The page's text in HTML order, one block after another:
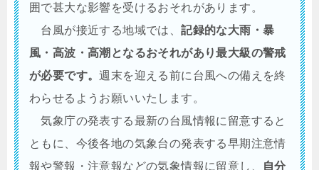
囲で甚大な影響を受けるおそれがあります。
台風が接近する地域では、記録的な大雨・暴
風・高波・高潮となるおそれがあり最大級の警戒
が必要です。週末を迎える前に台風への備えを終
わらせるようお願いいたします。
気象庁の発表する最新の台風情報に留意すると
ともに、今後各地の気象台の発表する早期注意情
報や警報・注意報などの気象情報に留意し、
自分